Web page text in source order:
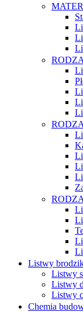
Listwy
Listwy
Listwy
Listwy
Chemia